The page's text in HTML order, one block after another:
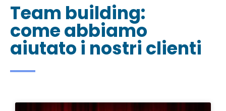
Team building:
come abbiamo
aiutato i nostri clienti